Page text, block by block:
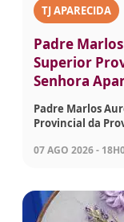
TJ APARECIDA
Padre
Superior
Senhora
Padre Marlos
Provincial da
07 AGO 2026 -